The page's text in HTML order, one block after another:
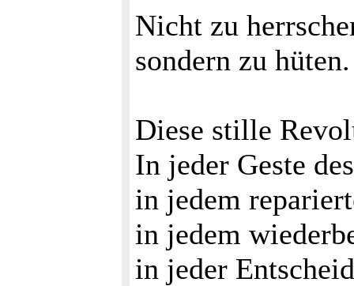
Nicht zu
sondern zu hüten.
Diese stille
In jeder Geste
in jedem
in jedem
in jeder